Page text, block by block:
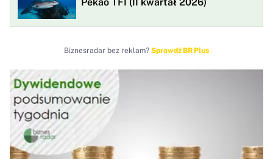
Biznesradar bez reklam? Sprawdź BR Plus